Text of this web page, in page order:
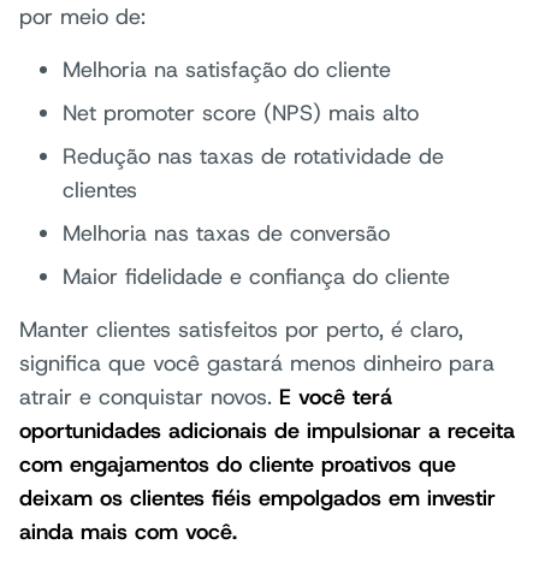
por meio de:
Melhoria na satisfação do cliente
Net promoter score (NPS) mais alto
Redução nas taxas de rotatividade de
clientes
Melhoria nas taxas de conversão
Maior fidelidade e confiança do cliente
Manter clientes satisfeitos por perto, é claro,
significa que você gastará menos dinheiro para
atrair e conquistar novos. E você terá
oportunidades adicionais de impulsionar a receita
com engajamentos do cliente proativos que
deixam os clientes fiéis empolgados em investir
ainda mais com você.